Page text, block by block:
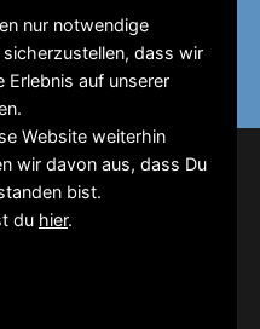
Sports Club "Der
e.V.
nur notwendige
dass wir
Erlebnis auf unserer
Website weiterhin
wir davon aus, dass Du
bist.
du hier.